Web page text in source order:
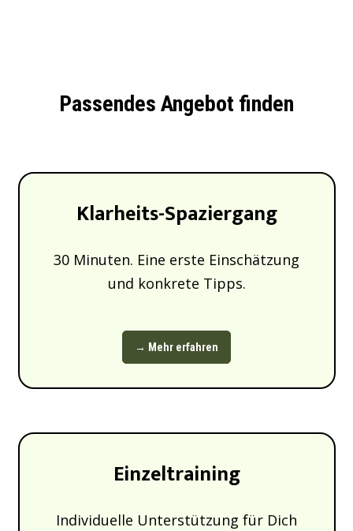
Passendes Angebot finden
Klarheits-Spaziergang
30 Minuten. Eine erste Einschätzung
und konkrete Tipps.
→ Mehr erfahren
Einzeltraining
Individuelle Unterstützung für Dich